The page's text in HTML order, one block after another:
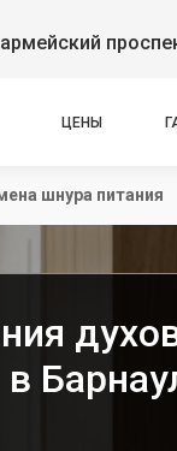
ЦЕНЫ
шнура питания